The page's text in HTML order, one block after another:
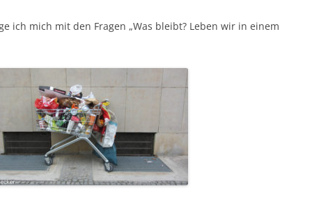
ich mich mit den Fragen „Was bleibt? Leben wir in einem